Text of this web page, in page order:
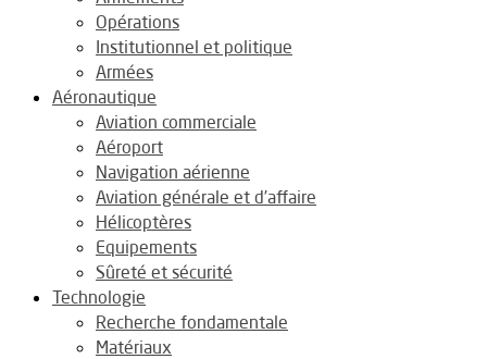
Opérations
Institutionnel et politique
Armées
Aéronautique
Aviation commerciale
Aéroport
Navigation aérienne
Aviation générale et d’affaire
Hélicoptères
Equipements
Sûreté et sécurité
Technologie
Recherche fondamentale
Matériaux